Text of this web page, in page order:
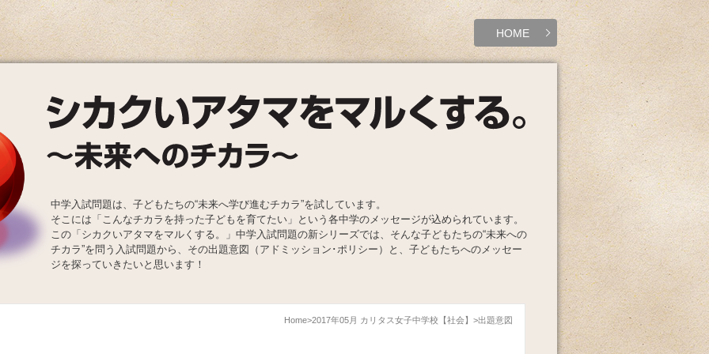
HOME
中学入試問題は、子どもたちの“未来へ学び進むチカラ”を試しています。
そこには「こんなチカラを持った子どもを育てたい」という各中学のメッセージが込められています。
この「シカクいアタマをマルくする。」中学入試問題の新シリーズでは、そんな子どもたちの“未来への
チカラ”を問う入試問題から、その出題意図（アドミッション･ポリシー）と、子どもたちへのメッセー
ジを探っていきたいと思います！
Home 2017年05月 カリタス女子中学校【社会】 出題意図